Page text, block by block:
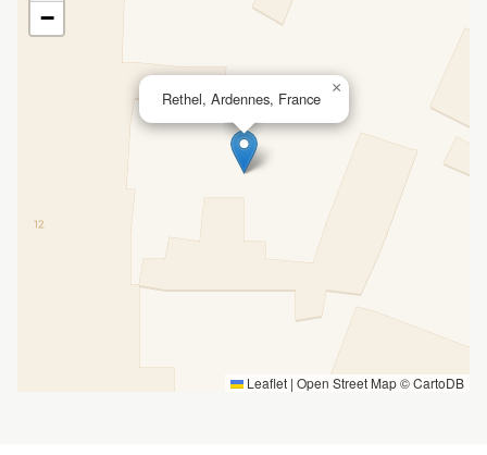
Rethel, Ardennes, France
×
−
Leaflet | Open Street Map ©CartoDB